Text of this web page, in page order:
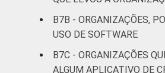
Outros
Fonte: CGI.br/NIC.br,
Estudos para o
B7B - ORGANIZAÇÕES,
USO DE SOFTWARE
B7C - ORGANIZAÇÕES
ALGUM APLICATIVO DE